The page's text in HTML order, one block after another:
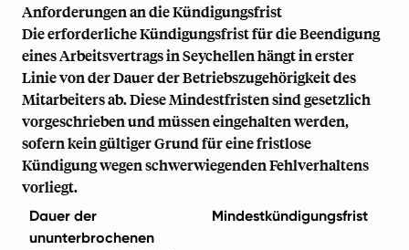
Anforderungen an die Kündigungsfrist
Die erforderliche Kündigungsfrist für die Beendigung
eines Arbeitsvertrags in Seychellen hängt in erster
Linie von der Dauer der Betriebszugehörigkeit des
Mitarbeiters ab. Diese Mindestfristen sind gesetzlich
vorgeschrieben und müssen eingehalten werden,
sofern kein gültiger Grund für eine fristlose
Kündigung wegen schwerwiegenden Fehlverhaltens
vorliegt.
Dauer der
ununterbrochenen
Mindestkündigungsfrist